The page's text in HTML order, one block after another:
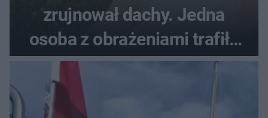
zrujnował dachy. Jedna
osoba z obrażeniami trafiła
do szpitala